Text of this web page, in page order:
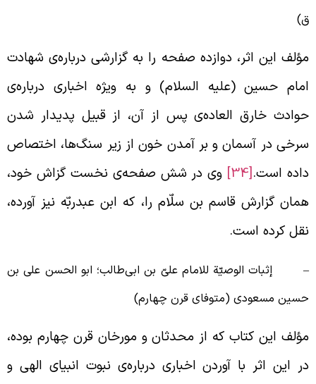
این اثر، دوازده صفحه را به گزارشی درباره‌ی شهادت
حسین (علیه السلام) و به ویژه اخباری درباره‌ی
خارق العاده‌ی پس از آن، از قبیل پدیدار شدن
در آسمان و بر آمدن خون از زیر سنگ‌ها، اختصاص
است.[34]
وی در شش صفحه‌ی نخست گزاش خود،
گزارش قاسم بن سلّام را، که ابن عبدربّه نیز آورده،
کرده است.
إثبات الوصیّة للامام علیّ بن ابی‌طالب؛ ابو الحسن علی بن
مسعودی (متوفای قرن چهارم)
این کتاب که از محدثان و مورخان قرن چهارم بوده،
این اثر با آوردن اخباری درباره‌ی نبوت انبیای الهی و